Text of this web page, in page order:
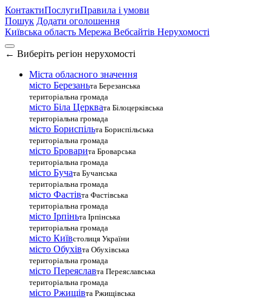
КонтактиПослугиПравила і умови
Пошук Додати оголошення
Київська область Мережа Вебсайтів Нерухомості
← Виберіть регіон нерухомості
Міста обласного значення
місто Березаньта Березанська
територіальна громада
місто Біла Церквата Білоцерківська
територіальна громада
місто Бориспільта Бориспільська
територіальна громада
місто Броварита Броварська
територіальна громада
місто Бучата Бучанська
територіальна громада
місто Фастівта Фастівська
територіальна громада
місто Ірпіньта Ірпінська
територіальна громада
місто Київстолиця України
місто Обухівта Обухівська
територіальна громада
місто Переяславта Переяславська
територіальна громада
місто Ржищівта Ржищівська